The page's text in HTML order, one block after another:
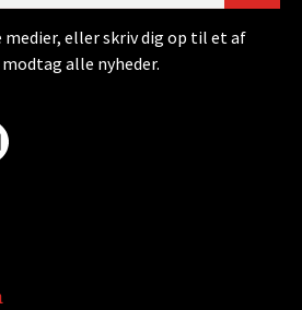
medier, eller skriv dig op til et af
alle nyheder.